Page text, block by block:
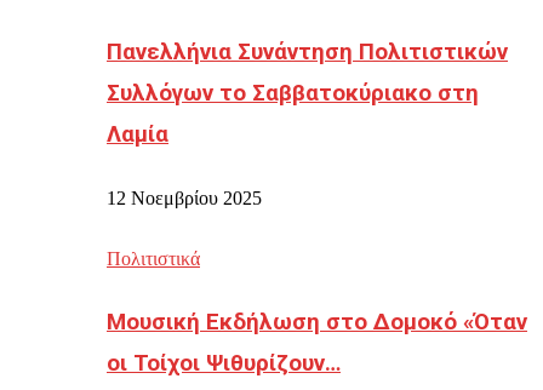
Πανελλήνια Συνάντηση Πολιτιστικών
Συλλόγων το Σαββατοκύριακο στη
Λαμία
12 Νοεμβρίου 2025
Πολιτιστικά
Μουσική Εκδήλωση στο Δομοκό «Όταν
οι Τοίχοι Ψιθυρίζουν…